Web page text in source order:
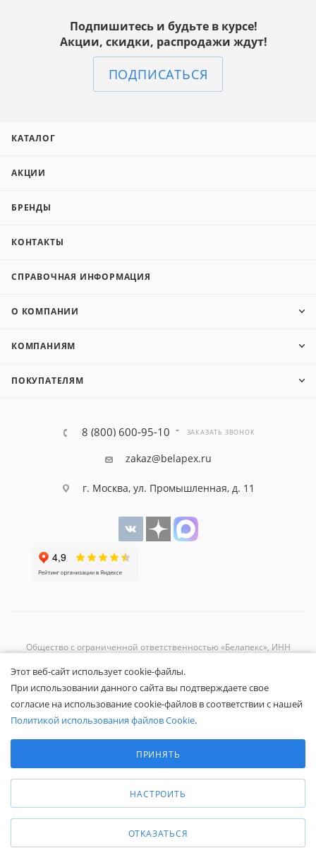
Подпишитесь и будьте в курсе!
Акции, скидки, распродажи ждут!
ПОДПИСАТЬСЯ
КАТАЛОГ
АКЦИИ
БРЕНДЫ
КОНТАКТЫ
СПРАВОЧНАЯ ИНФОРМАЦИЯ
О КОМПАНИИ
КОМПАНИЯМ
ПОКУПАТЕЛЯМ
8 (800) 600-95-10 ЗАКАЗАТЬ ЗВОНОК
zakaz@belapex.ru
г. Москва, ул. Промышленная, д. 11
Общество с ограниченной ответственностью «Белапекс», ИНН
Обращаем ваше внимание, что вся представленная на сайте
информация носит исключительно информационный характер и не
является публичной офертой.
Вы принимаете условияполитики
сайте Белапекс.ру.
Этот веб-сайт использует cookie-файлы.
При использовании данного сайта вы подтверждаете свое
согласие на использование cookie-файлов в соответствии с нашей
Политикой использования файлов Cookie.
Аналитические/Функциональные
ПРИНЯТЬ
НАСТРОИТЬ
ОТКАЗАТЬСЯ